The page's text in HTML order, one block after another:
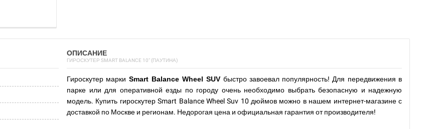
ОПИСАНИЕ
ГИРОСКУТЕР SMART BALANCE 10" (ПАУТИНА)
Гироскутер марки Smart Balance Wheel SUV быстро завоевал популярность! Для передвижения в
парке или для оперативной езды по городу очень необходимо выбрать безопасную и надежную
модель. Купить гироскутер Smart Balance Wheel Suv 10 дюймов можно в нашем интернет-магазине с
доставкой по Москве и регионам. Недорогая цена и официальная гарантия от производителя!